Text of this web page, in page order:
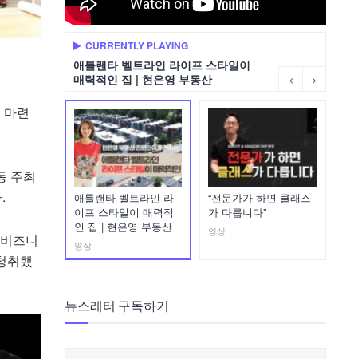
련
주최
즈니
취했
CURRENTLY PLAYING
애틀랜타 벨트라인 라이프 스타일이
매력적인 집 | 현은영 부동산
애틀랜타 벨트라인 라
이프 스타일이 매력적
인 집 | 현은영 부동산
영상
“전문가가 하면 클래스
가 다릅니다”
영상
뉴스레터 구독하기